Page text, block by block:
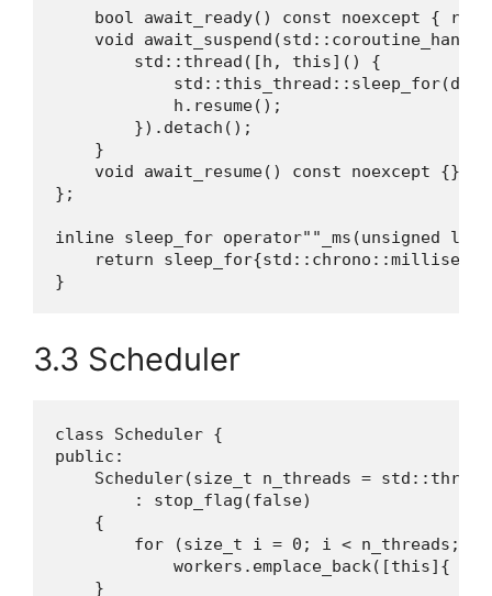
bool await_ready() const noexcept {
void
        std::thread([h, this]() {
            h.resume();
        }).detach();
    }
    void await_resume() const noexcept {}
};
inline sleep_for operator""_ms(unsigned
return
}
3.3 Scheduler
class Scheduler {
public:
Scheduler(size_t n_threads =
        : stop_flag(false)
    {
for (size_t i = 0; i < n_threads;
workers.emplace_back([this]{
    }